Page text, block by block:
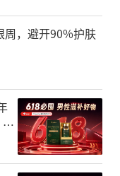
周，避开90%护肤